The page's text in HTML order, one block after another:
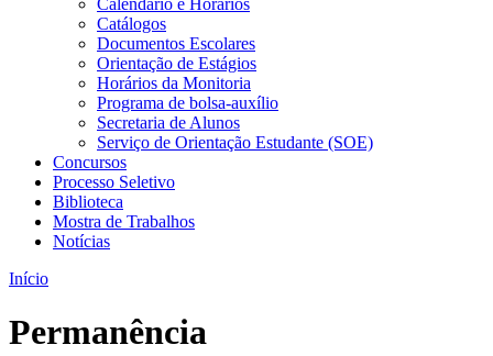
Calendário e Horários
Catálogos
Documentos Escolares
Orientação de Estágios
Horários da Monitoria
Programa de bolsa-auxílio
Secretaria de Alunos
Serviço de Orientação Estudante (SOE)
Concursos
Processo Seletivo
Biblioteca
Mostra de Trabalhos
Notícias
Início
Permanência